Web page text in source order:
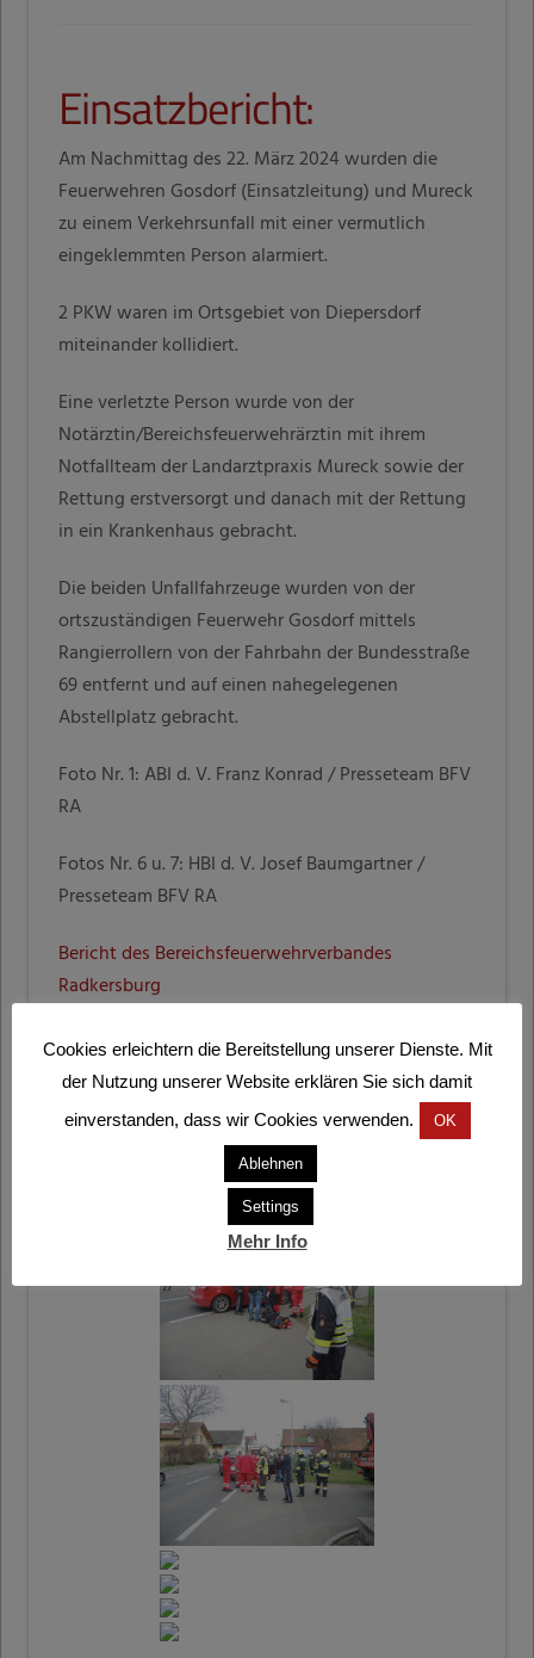
Einsatzbericht:
Am Nachmittag des 22. März 2024 wurden die
Feuerwehren Gosdorf (Einsatzleitung) und Mureck
zu einem Verkehrsunfall mit einer vermutlich
eingeklemmten Person alarmiert.
2 PKW waren im Ortsgebiet von Diepersdorf
miteinander kollidiert.
Eine verletzte Person wurde von der
Notärztin/Bereichsfeuerwehrärztin mit ihrem
Notfallteam der Landarztpraxis Mureck sowie der
Rettung erstversorgt und danach mit der Rettung
in ein Krankenhaus gebracht.
Die beiden Unfallfahrzeuge wurden von der
ortszuständigen Feuerwehr Gosdorf mittels
Rangierrollern von der Fahrbahn der Bundesstraße
69 entfernt und auf einen nahegelegenen
Abstellplatz gebracht.
Foto Nr. 1: ABI d. V. Franz Konrad / Presseteam BFV
RA
Fotos Nr. 6 u. 7: HBI d. V. Josef Baumgartner /
Presseteam BFV RA
Bericht des Bereichsfeuerwehrverbandes
Radkersburg
Cookies erleichtern die Bereitstellung unserer Dienste. Mit
der Nutzung unserer Website erklären Sie sich damit
einverstanden, dass wir Cookies verwenden.
OK
Ablehnen
Settings
Mehr Info